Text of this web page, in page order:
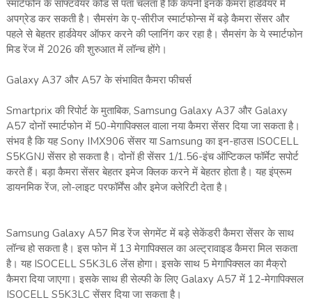
स्मार्टफोन के सॉफ्टवेयर कोड से पता चलता है कि कंपनी इनके कैमरा हार्डवेयर में
अपग्रेड कर सकती है। सैमसंग के ए-सीरीज स्मार्टफोन्स में बड़े कैमरा सेंसर और
पहले से बेहतर हार्डवेयर ऑफर करने की प्लानिंग कर रहा है। सैमसंग के ये स्मार्टफोन
मिड रेंज में 2026 की शुरुआत में लॉन्च होंगे।
Galaxy A37 और A57 के संभावित कैमरा फीचर्स
Smartprix की रिपोर्ट के मुताबिक, Samsung Galaxy A37 और Galaxy
A57 दोनों स्मार्टफोन में 50-मेगापिक्सल वाला नया कैमरा सेंसर दिया जा सकता है।
संभव है कि यह Sony IMX906 सेंसर या Samsung का इन-हाउस ISOCELL
S5KGNJ सेंसर हो सकता है। दोनों ही सेंसर 1/1.56-इंच ऑप्टिकल फॉर्मेट सपोर्ट
करते हैं। बड़ा कैमरा सेंसर बेहतर इमेज क्लिक करने में बेहतर होता है। यह इंप्रूम
डायनमिक रेंज, लो-लाइट परफॉर्मेंस और इमेज क्लेरिटी देता है।
Samsung Galaxy A57 मिड रेंज सेगमेंट में बड़े सेकेंडरी कैमरा सेंसर के साथ
लॉन्च हो सकता है। इस फोन में 13 मेगापिक्सल का अल्ट्रावाइड कैमरा मिल सकता
है। यह ISOCELL S5K3L6 लेंस होगा। इसके साथ 5 मेगापिक्सल का मैक्रो
कैमरा दिया जाएगा। इसके साथ ही सेल्फी के लिए Galaxy A57 में 12-मेगापिक्सल
ISOCELL S5K3LC सेंसर दिया जा सकता है।